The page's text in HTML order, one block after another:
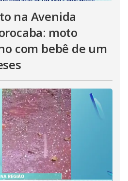
na Avenida
moto
com bebê de um